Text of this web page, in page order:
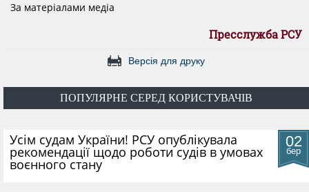
За матеріалами медіа
Пресслужба РСУ
Версія для друку
ПОПУЛЯРНЕ СЕРЕД КОРИСТУВАЧІВ
02
бер
​Усім судам України! РСУ опублікувала
рекомендації щодо роботи судів в умовах
воєнного стану